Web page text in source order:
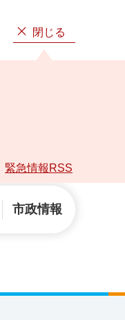
閉じる
緊急情報RSS
市政情報